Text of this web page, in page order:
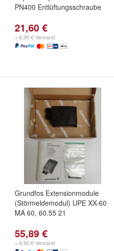
PN400 Entlüftungsschraube
21,60 €
+ 6,90 € Versand
Grundfos Extensionmodule
(Störmeldemodul) UPE XX-60
MA 60, 60.55 21
55,89 €
+ 6,90 € Versand